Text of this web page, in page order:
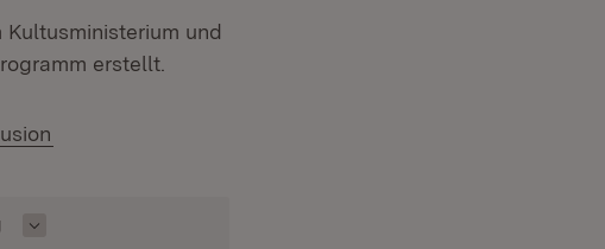
und
erstellt.